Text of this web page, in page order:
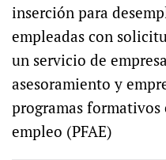
inserción para
empleadas con
un servicio de
asesoramiento y
programas
empleo (PFAE)